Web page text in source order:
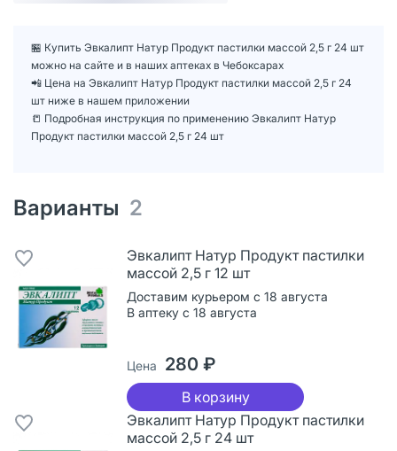
🏪 Купить Эвкалипт Натур Продукт пастилки массой 2,5 г 24 шт
можно на сайте и в наших аптеках в Чебоксарах
📲 Цена на Эвкалипт Натур Продукт пастилки массой 2,5 г 24
шт ниже в нашем приложении
📒 Подробная инструкция по применению Эвкалипт Натур
Продукт пастилки массой 2,5 г 24 шт
Варианты 2
Эвкалипт Натур Продукт пастилки
массой 2,5 г 12 шт
Доставим курьером с 18 августа
В аптеку с 18 августа
Цена 280 ₽
В корзину
Эвкалипт Натур Продукт пастилки
массой 2,5 г 24 шт